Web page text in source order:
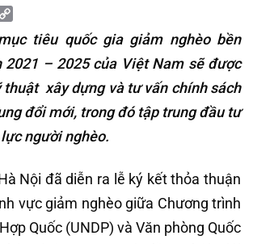
tiêu quốc gia giảm nghèo bền
2021 – 2025 của Việt Nam sẽ được
thuật xây dựng và tư vấn chính sách
đổi mới, trong đó tập trung đầu tư
người nghèo.
Nội đã diễn ra lễ ký kết thỏa thuận
vực giảm nghèo giữa Chương trình
Quốc (UNDP) và Văn phòng Quốc